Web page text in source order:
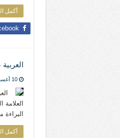
أكمل
10 أغسطس، 2017
أكمل